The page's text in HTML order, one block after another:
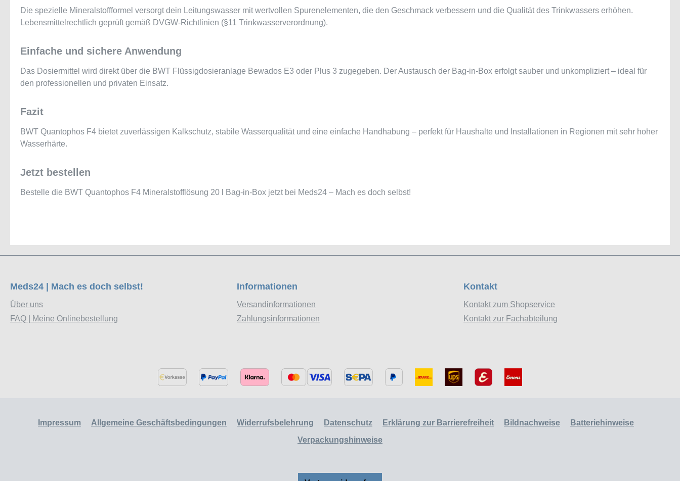
Die spezielle Mineralstoffformel versorgt dein Leitungswasser mit wertvollen Spurenelementen, die den Geschmack verbessern und die Qualität des Trinkwassers erhöhen.
Lebensmittelrechtlich geprüft gemäß DVGW-Richtlinien (§11 Trinkwasserverordnung).
Einfache und sichere Anwendung
Das Dosiermittel wird direkt über die BWT Flüssigdosieranlage Bewados E3 oder Plus 3 zugegeben. Der Austausch der Bag-in-Box erfolgt sauber und unkompliziert – ideal für
den professionellen und privaten Einsatz.
Fazit
BWT Quantophos F4 bietet zuverlässigen Kalkschutz, stabile Wasserqualität und eine einfache Handhabung – perfekt für Haushalte und Installationen in Regionen mit sehr hoher
Wasserhärte.
Jetzt bestellen
Bestelle die BWT Quantophos F4 Mineralstofflösung 20 l Bag-in-Box jetzt bei Meds24 – Mach es doch selbst!
Meds24 | Mach es doch selbst!
Über uns
FAQ | Meine Onlinebestellung
Informationen
Versandinformationen
Zahlungsinformationen
Kontakt
Kontakt zum Shopservice
Kontakt zur Fachabteilung
Impressum Allgemeine Geschäftsbedingungen Widerrufsbelehrung Datenschutz Erklärung zur Barrierefreiheit Bildnachweise
Batteriehinweise
Verpackungshinweise